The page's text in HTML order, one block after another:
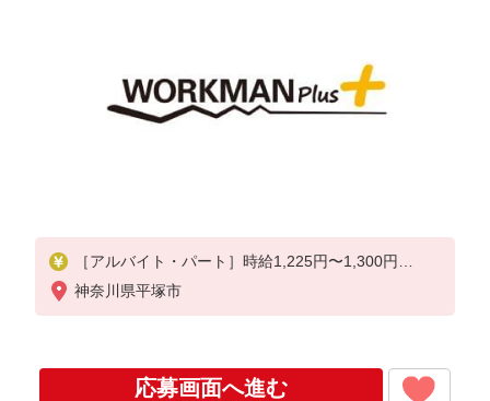
［アルバイト・パート］時給1,225円〜1,300円
※経験・能力により優遇します
神奈川県平塚市
応募画面へ進む